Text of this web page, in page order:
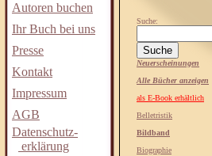
Autoren buchen
Ihr Buch bei uns
Presse
Kontakt
Impressum
AGB
Datenschutz-
erklärung
Suche:
Neuerscheinungen
Alle Bücher anzeigen
als E-Book erhältlich
Belletristik
Bildband
Biographie